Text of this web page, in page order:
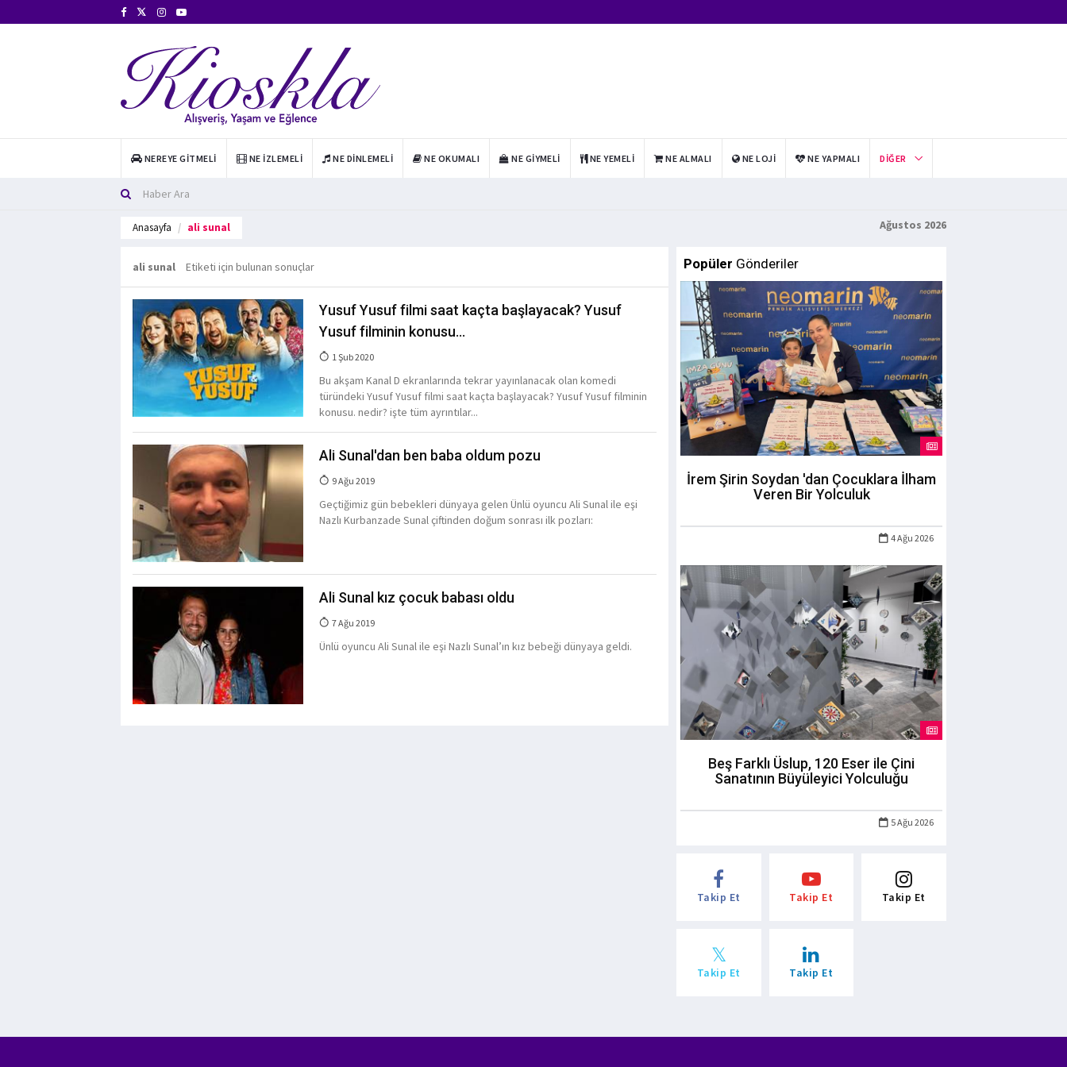
NEREYE GITMELI NE İZLEMELI NE DINLEMELI NE OKUMALI NE GIYMELI NE YEMELI NE ALMALI NE LOJI NE YAPMALI DIĞER
Anasayfa ali sunal Ağustos 2026
ali sunal Etiketi için bulunan sonuçlar
Yusuf Yusuf filmi saat kaçta başlayacak? Yusuf
Yusuf filminin konusu...
1 Şub 2020
Bu akşam Kanal D ekranlarında tekrar yayınlanacak olan komedi
türündeki Yusuf Yusuf filmi saat kaçta başlayacak? Yusuf Yusuf filminin
konusu. nedir? işte tüm ayrıntılar...
Ali Sunal'dan ben baba oldum pozu
9 Ağu 2019
Geçtiğimiz gün bebekleri dünyaya gelen Ünlü oyuncu Ali Sunal ile eşi
Nazlı Kurbanzade Sunal çiftinden doğum sonrası ilk pozları:
Ali Sunal kız çocuk babası oldu
7 Ağu 2019
Ünlü oyuncu Ali Sunal ile eşi Nazlı Sunal’ın kız bebeği dünyaya geldi.
Popüler Gönderiler
İrem Şirin Soydan 'dan Çocuklara İlham
Veren Bir Yolculuk
4 Ağu 2026
Beş Farklı Üslup, 120 Eser ile Çini
Sanatının Büyüleyici Yolculuğu
5 Ağu 2026
Takip Et Takip Et Takip Et
Takip Et Takip Et